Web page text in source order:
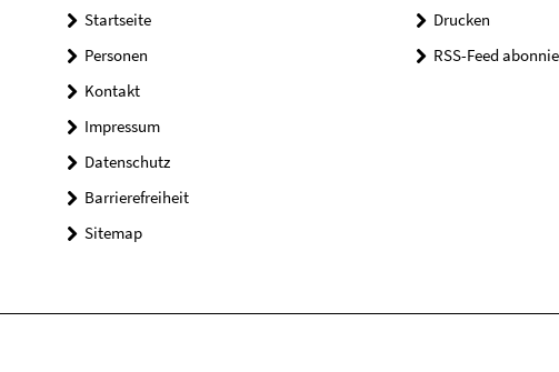
Startseite
Personen
Kontakt
Impressum
Datenschutz
Barrierefreiheit
Sitemap
Drucken
RSS-Feed